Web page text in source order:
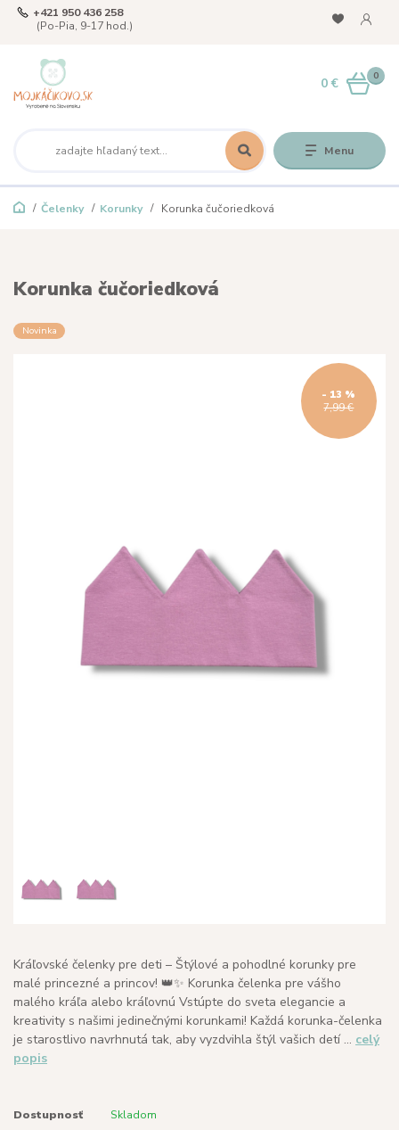
Menu
+421 950 436 258
(Po-Pia, 9-17 hod.)
0
0 €
Čelenky Korunky Korunka čučoriedková
Korunka čučoriedková
Novinka
7,99 €
- 13 %
Kráľovské čelenky pre deti – Štýlové a pohodlné korunky pre
malé princezné a princov! 👑✨ Korunka čelenka pre vášho
malého kráľa alebo kráľovnú Vstúpte do sveta elegancie a
kreativity s našimi jedinečnými korunkami! Každá korunka-čelenka
je starostlivo navrhnutá tak, aby vyzdvihla štýl vašich detí ... celý
popis
Dostupnosť Skladom